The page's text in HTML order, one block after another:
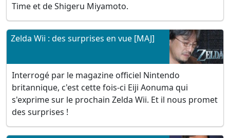
Time et de Shigeru Miyamoto.
Zelda Wii : des surprises en vue [MAJ]
Interrogé par le magazine officiel Nintendo
britannique, c'est cette fois-ci Eiji Aonuma qui
s'exprime sur le prochain Zelda Wii. Et il nous promet
des surprises !